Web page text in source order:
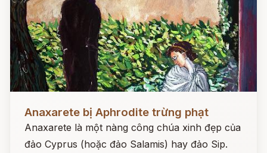
Anaxarete bị Aphrodite trừng phạt
Anaxarete là một nàng công chúa xinh đẹp của
đảo Cyprus (hoặc đảo Salamis) hay đảo Sip.